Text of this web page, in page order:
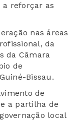
a reforçar as
nas áreas
da
da Câmara
de
Bissau.
de
a partilha de
local